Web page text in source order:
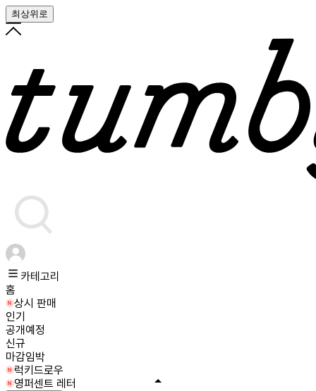
최상위로
카테고리
홈
상시 판매
인기
공개예정
신규
마감임박
럭키드로우
영퍼센트 레터